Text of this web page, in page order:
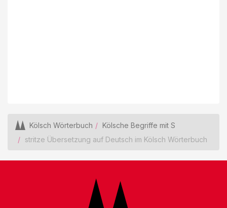
Kölsch Wörterbuch
Kölsche Begriffe mit S
stritze Übersetzung auf Deutsch im Kölsch Wörterbuch